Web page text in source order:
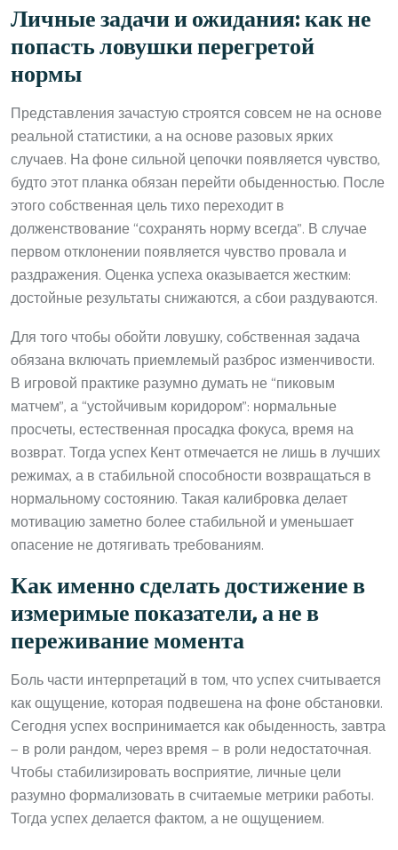
Личные задачи и ожидания: как не
попасть ловушки перегретой
нормы
Представления зачастую строятся совсем не на основе
реальной статистики, а на основе разовых ярких
случаев. На фоне сильной цепочки появляется чувство,
будто этот планка обязан перейти обыденностью. После
этого собственная цель тихо переходит в
долженствование “сохранять норму всегда”. В случае
первом отклонении появляется чувство провала и
раздражения. Оценка успеха оказывается жестким:
достойные результаты снижаются, а сбои раздуваются.
Для того чтобы обойти ловушку, собственная задача
обязана включать приемлемый разброс изменчивости.
В игровой практике разумно думать не “пиковым
матчем”, а “устойчивым коридором”: нормальные
просчеты, естественная просадка фокуса, время на
возврат. Тогда успех Кент отмечается не лишь в лучших
режимах, а в стабильной способности возвращаться в
нормальному состоянию. Такая калибровка делает
мотивацию заметно более стабильной и уменьшает
опасение не дотягивать требованиям.
Как именно сделать достижение в
измеримые показатели, а не в
переживание момента
Боль части интерпретаций в том, что успех считывается
как ощущение, которая подвешена на фоне обстановки.
Сегодня успех воспринимается как обыденность, завтра
— в роли рандом, через время — в роли недостаточная.
Чтобы стабилизировать восприятие, личные цели
разумно формализовать в считаемые метрики работы.
Тогда успех делается фактом, а не ощущением.